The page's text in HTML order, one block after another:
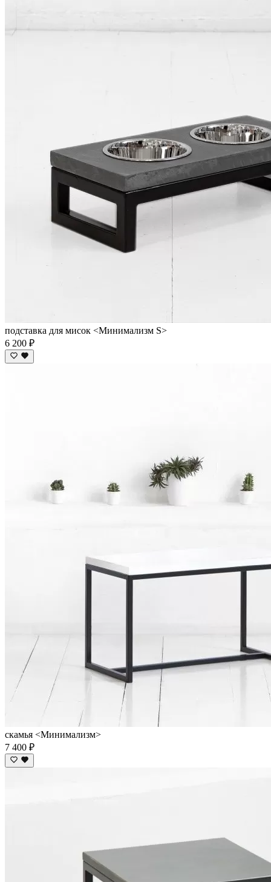
подставка для мисок <Минимализм S>
6 200 ₽
скамья <Минимализм>
7 400 ₽